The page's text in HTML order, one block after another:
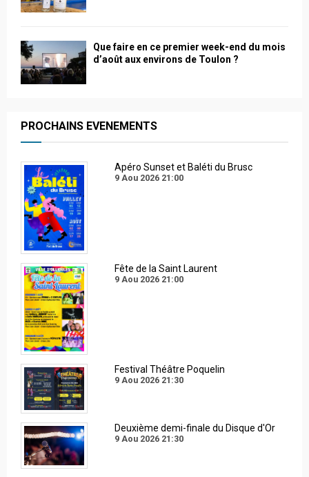
Que faire en ce premier week-end du mois
d’août aux environs de Toulon ?
PROCHAINS EVENEMENTS
Apéro Sunset et Baléti du Brusc
9 Aou 2026 21:00
Fête de la Saint Laurent
9 Aou 2026 21:00
Festival Théâtre Poquelin
9 Aou 2026 21:30
Deuxième demi-finale du Disque d'Or
9 Aou 2026 21:30